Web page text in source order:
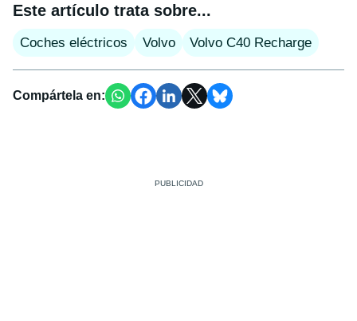
Este artículo trata sobre...
Coches eléctricos Volvo Volvo C40 Recharge
Compártela en: